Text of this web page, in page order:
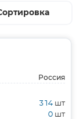
Россия
314 шт
0 шт